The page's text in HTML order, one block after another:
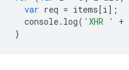
var req = items[i];
console. log( 'XHR ' +
}